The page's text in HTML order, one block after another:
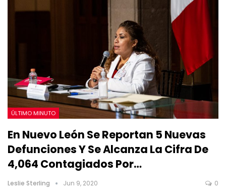
ÚLTIMO MINUTO
En Nuevo León Se Reportan 5 Nuevas
Defunciones Y Se Alcanza La Cifra De
4,064 Contagiados Por…
Leslie Sterling Jun 9, 2020 0